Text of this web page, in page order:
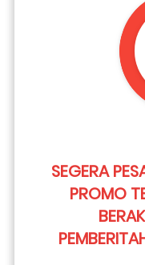
SEGERA
PROMO